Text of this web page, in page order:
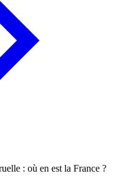
: où en est la France ?